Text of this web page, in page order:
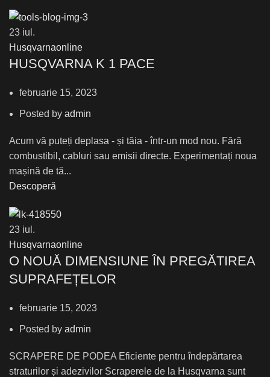
23 iul.
Husqvarnaonline
HUSQVARNA K 1 PACE
februarie 15, 2023
Posted by admin
Acum vă puteți deplasa - și tăia - într-un mod nou. Fără
combustibil, cabluri sau emisii directe. Experimentați noua
mașină de tă...
Descoperă
23 iul.
Husqvarnaonline
О NOUĂ DIMENSIUNE ÎN PREGĂTIREA
SUPRAFEȚELOR
februarie 15, 2023
Posted by admin
SCRAPERE DE PODEA Eficiente pentru îndepărtarea
straturilor și adezivilor Scraperele de la Husqvarna sunt